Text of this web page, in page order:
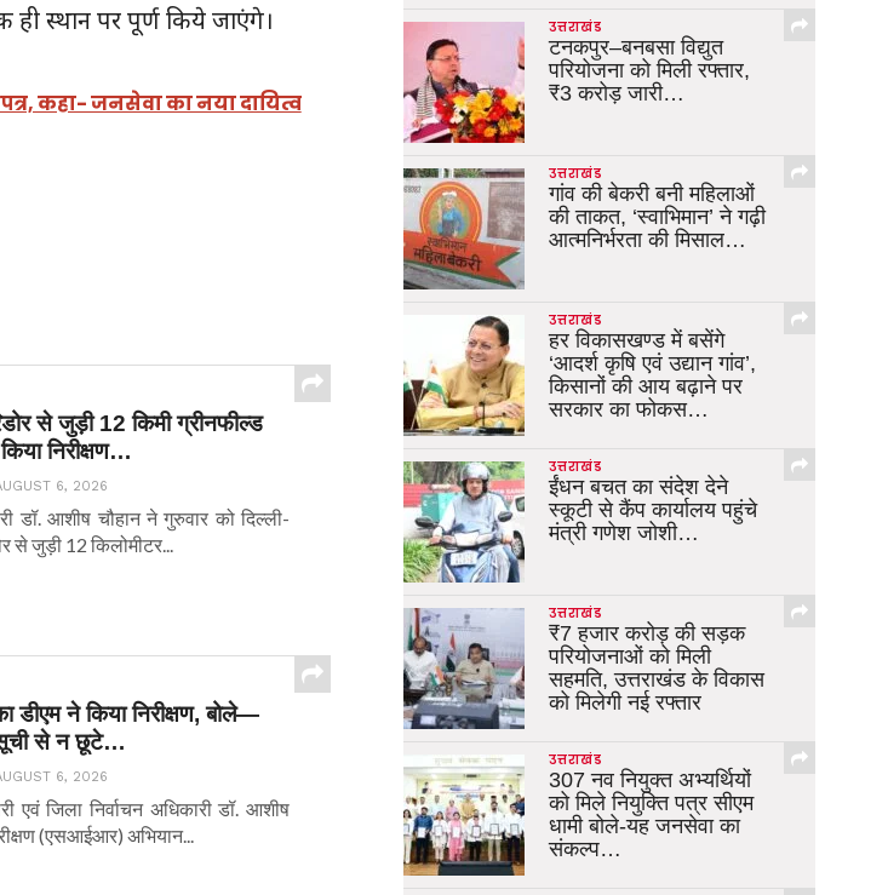
ही स्थान पर पूर्ण किये जाएंगे।
कहा- जनसेवा का नया दायित्व
से जुड़ी 12 किमी ग्रीनफील्ड
निरीक्षण…
6, 2026
डॉ. आशीष चौहान ने गुरुवार को दिल्ली-
से जुड़ी 12 किलोमीटर...
डीएम ने किया निरीक्षण, बोले—
सूची से न छूटे…
6, 2026
एवं जिला निर्वाचन अधिकारी डॉ. आशीष
(एसआईआर) अभियान...
उत्तराखंड
टनकपुर–बनबसा विद्युत
परियोजना को मिली रफ्तार,
₹3 करोड़ जारी…
उत्तराखंड
गांव की बेकरी बनी महिलाओं
की ताकत, ‘स्वाभिमान’ ने गढ़ी
आत्मनिर्भरता की मिसाल…
उत्तराखंड
हर विकासखण्ड में बसेंगे
‘आदर्श कृषि एवं उद्यान गांव’,
किसानों की आय बढ़ाने पर
सरकार का फोकस…
उत्तराखंड
ईंधन बचत का संदेश देने
स्कूटी से कैंप कार्यालय पहुंचे
मंत्री गणेश जोशी…
उत्तराखंड
₹7 हजार करोड़ की सड़क
परियोजनाओं को मिली
सहमति, उत्तराखंड के विकास
को मिलेगी नई रफ्तार
उत्तराखंड
307 नव नियुक्त अभ्यर्थियों
को मिले नियुक्ति पत्र सीएम
धामी बोले-यह जनसेवा का
संकल्प…